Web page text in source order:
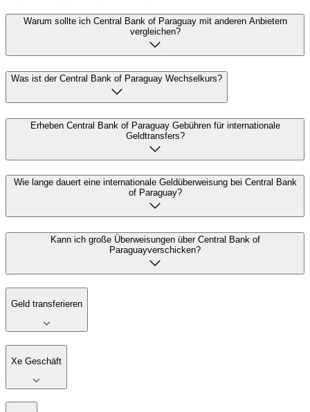
Warum sollte ich Central Bank of Paraguay mit anderen Anbietern
vergleichen?
Was ist der Central Bank of Paraguay Wechselkurs?
Erheben Central Bank of Paraguay Gebühren für internationale
Geldtransfers?
Wie lange dauert eine internationale Geldüberweisung bei Central Bank
of Paraguay?
Kann ich große Überweisungen über Central Bank of
Paraguayverschicken?
Geld transferieren
Xe Geschäft